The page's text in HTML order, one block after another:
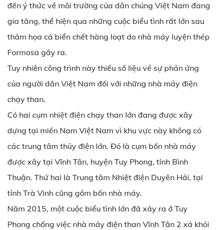
đến ý thức về môi trường của dân chúng Việt Nam đang
gia tăng, thể hiện qua những cuộc biểu tình rất lớn sau
thảm họa cá biển chết hàng loạt do nhà máy luyện thép
Formosa gây ra.
Tuy nhiên công trình này thiếu số liệu về sự phản ứng
của người dân Việt Nam đối với những nhà máy điện
chạy than.
Có hai cụm nhiệt điện chạy than lớn đang được xây
dựng tại miền Nam Việt Nam vì khu vực này không có
các trung tâm thủy điện lớn. Đó là cụm bốn nhà máy
được xây tại Vĩnh Tân, huyện Tuy Phong, tỉnh Bình
Thuận. Thứ hai là Trung tâm Nhiệt điện Duyên Hải, tại
tỉnh Trà Vinh cũng gồm bốn nhà máy.
Năm 2015, một cuộc biểu tình lớn đã xảy ra ở Tuy
Phong chống việc nhà máy điện than Vĩnh Tân 2 xả khói